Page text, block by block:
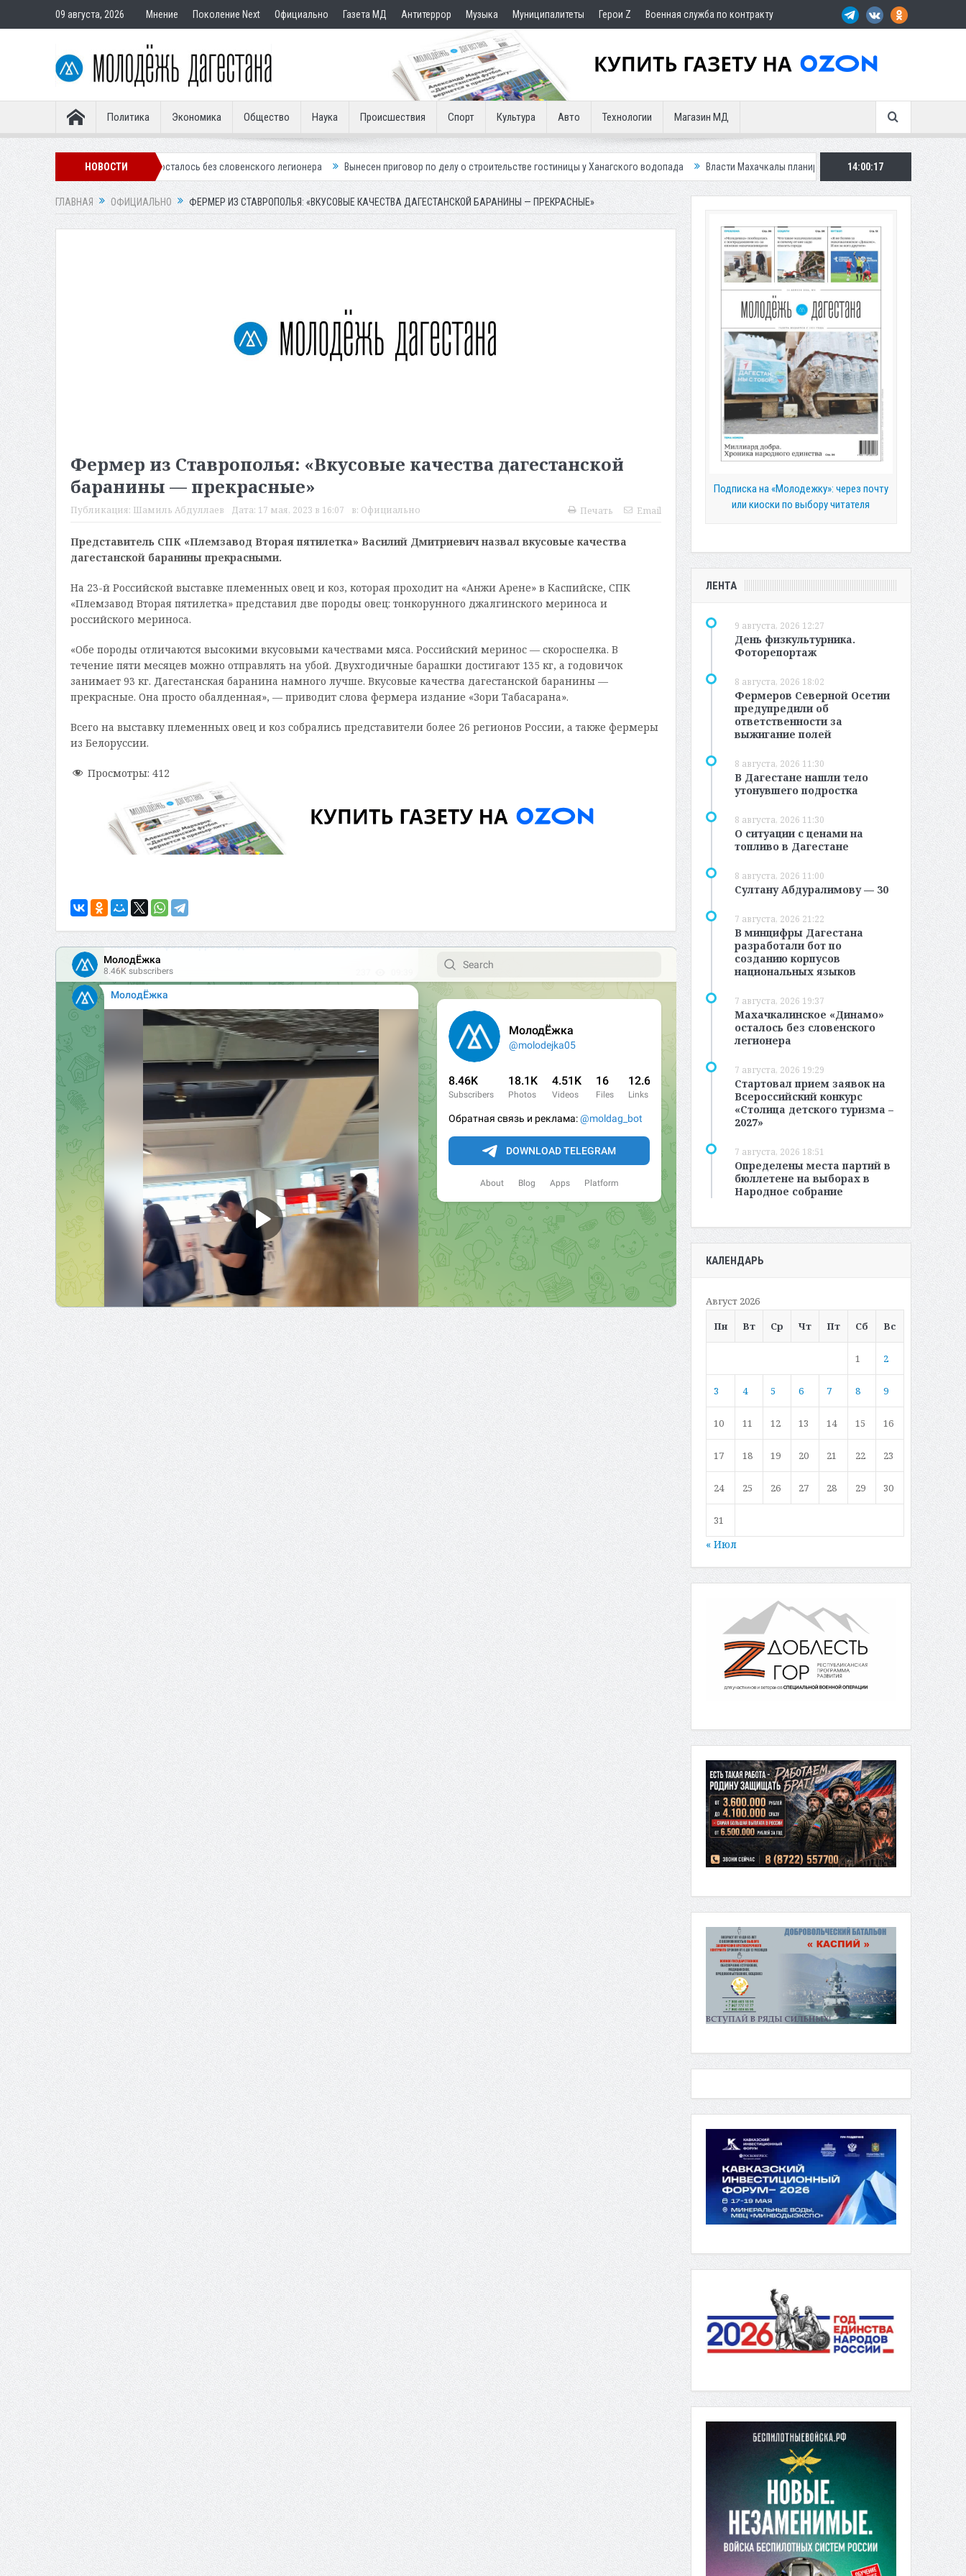
09 августа, 2026 Мнение Поколение Next Официально Газета МД Антитеррор Музыка Муниципалитеты Герои Z Военная служба по контракту
Политика Экономика Общество Наука Происшествия Спорт Культура Авто Технологии Магазин МД
НОВОСТИ
«Динамо» осталось без словенского легионера Вынесен приговор по делу о строительстве гостиницы у Ханагского водопада Власти Махачкалы планирует внедрить новую систему для улучшения ситуации
14:00:19
ГЛАВНАЯ ОФИЦИАЛЬНО ФЕРМЕР ИЗ СТАВРОПОЛЬЯ: «ВКУСОВЫЕ КАЧЕСТВА ДАГЕСТАНСКОЙ БАРАНИНЫ — ПРЕКРАСНЫЕ»
Фермер из Ставрополья: «Вкусовые качества дагестанской
баранины — прекрасные»
Публикация: Шамиль Абдуллаев Дата: 17 мая, 2023 в 16:07 в: Официально Печать Email
Представитель СПК «Племзавод Вторая пятилетка» Василий Дмитриевич назвал вкусовые качества
дагестанской баранины прекрасными.
На 23-й Российской выставке племенных овец и коз, которая проходит на «Анжи Арене» в Каспийске, СПК
«Племзавод Вторая пятилетка» представил две породы овец: тонкорунного джалгинского мериноса и
российского мериноса.
«Обе породы отличаются высокими вкусовыми качествами мяса. Российский меринос — скороспелка. В
течение пяти месяцев можно отправлять на убой. Двухгодичные барашки достигают 135 кг, а годовичок
занимает 93 кг. Дагестанская баранина намного лучше. Вкусовые качества дагестанской баранины —
прекрасные. Она просто обалденная», — приводит слова фермера издание «Зори Табасарана».
Всего на выставку племенных овец и коз собрались представители более 26 регионов России, а также фермеры
из Белоруссии.
Просмотры: 412
Подписка на «Молодежку»: через почту
или киоски по выбору читателя
ЛЕНТА
9 августа, 2026 12:27
День физкультурника.
Фоторепортаж
8 августа, 2026 18:02
Фермеров Северной Осетии
предупредили об
ответственности за
выжигание полей
8 августа, 2026 11:30
В Дагестане нашли тело
утонувшего подростка
8 августа, 2026 11:30
О ситуации с ценами на
топливо в Дагестане
8 августа, 2026 11:00
Султану Абдуралимову — 30
7 августа, 2026 21:22
В минцифры Дагестана
разработали бот по
созданию корпусов
национальных языков
7 августа, 2026 19:37
Махачкалинское «Динамо»
осталось без словенского
легионера
7 августа, 2026 19:29
Стартовал прием заявок на
Всероссийский конкурс
«Столица детского туризма –
2027»
7 августа, 2026 18:51
Определены места партий в
бюллетене на выборах в
Народное собрание
КАЛЕНДАРЬ
Август 2026
Пн
Вт Ср Чт Пт Сб Вс
1 2
3 4 5 6 7 8 9
10 11 12 13 14 15 16
17 18 19 20 21 22 23
24 25 26 27 28 29 30
31
« Июл